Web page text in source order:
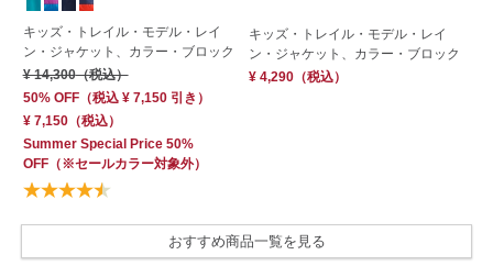
キッズ・トレイル・モデル・レイ
ン・ジャケット、カラー・ブロック
¥ 14,300（税込）
50% OFF（税込 ¥ 7,150引き）
¥ 7,150（税込）
Summer Special Price 50%
OFF（※セールカラー対象外）
キッズ・トレイル・モデル・レイ
ン・ジャケット、カラー・ブロック
¥ 4,290 （税込）
おすすめ商品一覧を見る